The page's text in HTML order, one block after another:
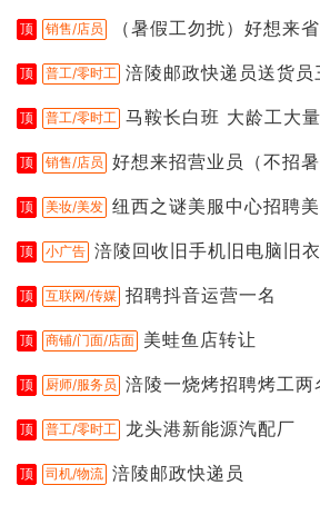
顶 销售/店员
（暑假工勿扰）好想来
顶 普工/零时工 涪陵邮政快递员送货员
顶 普工/零时工 马鞍长白班 大龄工大
顶 销售/店员 好想来招营业员（不招暑
顶 美妆/美发 纽西之谜美服中心招聘
顶 小广告 涪陵回收旧手机旧电脑旧
顶 互联网/传媒 招聘抖音运营一名
顶 商铺/门面/店面 美蛙鱼店转让
顶 厨师/服务员 涪陵一烧烤招聘烤工两
顶 普工/零时工 龙头港新能源汽配厂
顶 司机/物流 涪陵邮政快递员